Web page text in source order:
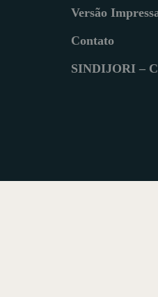
Versão
Contato
SINDIJORI –